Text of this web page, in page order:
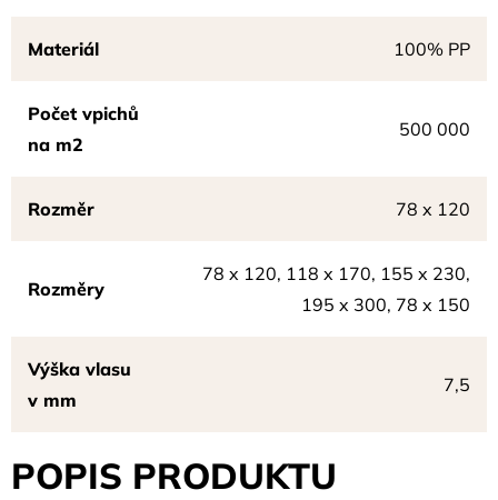
Materiál 100% PP
Počet vpichů
na m2
500 000
Rozměr 78 x 120
Rozměry
78 x 120, 118 x 170, 155 x 230,
195 x 300, 78 x 150
Výška vlasu
v mm
7,5
POPIS PRODUKTU